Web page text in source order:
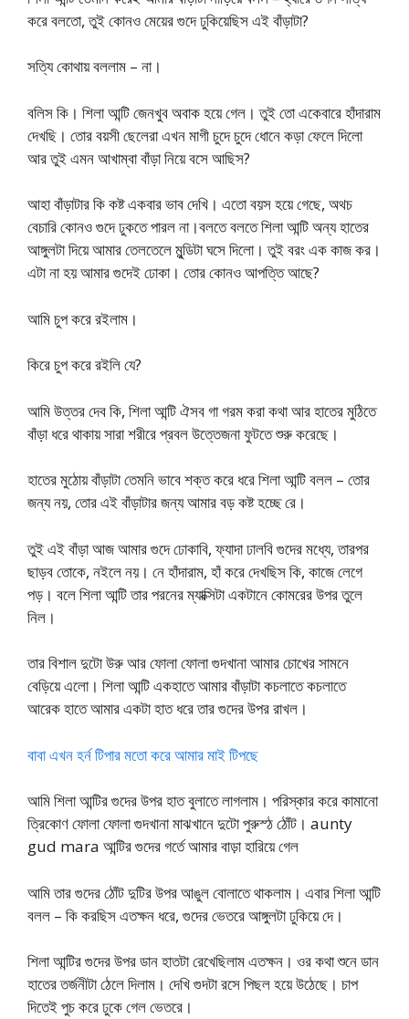
করে বলতো, তুই কোনও মেয়ের গুদে ঢুকিয়েছিস এই বাঁড়াটা?
সত্যি কোথায় বললাম – না।
বলিস কি। শিলা আন্টি জেনখুব অবাক হয়ে গেল। তুই তো একেবারে হাঁদারাম
দেখছি। তোর বয়সী ছেলেরা এখন মাগী চুদে চুদে ধোনে কড়া ফেলে দিলো
আর তুই এমন আখাম্বা বাঁড়া নিয়ে বসে আছিস?
আহা বাঁড়াটার কি কষ্ট একবার ভাব দেখি। এতো বয়স হয়ে গেছে, অথচ
বেচারি কোনও গুদে ঢুকতে পারল না।বলতে বলতে শিলা আন্টি অন্য হাতের
আঙ্গুলটা দিয়ে আমার তেলতেলে মুন্ডিটা ঘসে দিলো। তুই বরং এক কাজ কর।
এটা না হয় আমার গুদেই ঢোকা। তোর কোনও আপত্তি আছে?
আমি চুপ করে রইলাম।
কিরে চুপ করে রইলি যে?
আমি উত্তর দেব কি, শিলা আন্টি ঐসব গা গরম করা কথা আর হাতের মুঠিতে
বাঁড়া ধরে থাকায় সারা শরীরে প্রবল উত্তেজনা ফুটতে শুরু করেছে।
হাতের মুঠোয় বাঁড়াটা তেমনি ভাবে শক্ত করে ধরে শিলা আন্টি বলল – তোর
জন্য নয়, তোর এই বাঁড়াটার জন্য আমার বড় কষ্ট হচ্ছে রে।
তুই এই বাঁড়া আজ আমার গুদে ঢোকাবি, ফ্যাদা ঢালবি গুদের মধ্যে, তারপর
ছাড়ব তোকে, নইলে নয়। নে হাঁদারাম, হাঁ করে দেখছিস কি, কাজে লেগে
পড়। বলে শিলা আন্টি তার পরনের ম্যাক্সিটা একটানে কোমরের উপর তুলে
নিল।
তার বিশাল দুটো উরু আর ফোলা ফোলা গুদখানা আমার চোখের সামনে
বেড়িয়ে এলো। শিলা আন্টি একহাতে আমার বাঁড়াটা কচলাতে কচলাতে
আরেক হাতে আমার একটা হাত ধরে তার গুদের উপর রাখল।
বাবা এখন হর্ন টিপার মতো করে আমার মাই টিপছে
আমি শিলা আন্টির গুদের উপর হাত বুলাতে লাগলাম। পরিস্কার করে কামানো
ত্রিকোণ ফোলা ফোলা গুদখানা মাঝখানে দুটো পুরুস্ঠ ঠোঁট। aunty
gud mara আন্টির গুদের গর্তে আমার বাড়া হারিয়ে গেল
আমি তার গুদের ঠোঁট দুটির উপর আঙুল বোলাতে থাকলাম। এবার শিলা আন্টি
বলল – কি করছিস এতক্ষন ধরে, গুদের ভেতরে আঙ্গুলটা ঢুকিয়ে দে।
শিলা আন্টির গুদের উপর ডান হাতটা রেখেছিলাম এতক্ষন। ওর কথা শুনে ডান
হাতের তর্জনীটা ঠেলে দিলাম। দেখি গুদটা রসে পিছল হয়ে উঠেছে। চাপ
দিতেই পুচ করে ঢুকে গেল ভেতরে।